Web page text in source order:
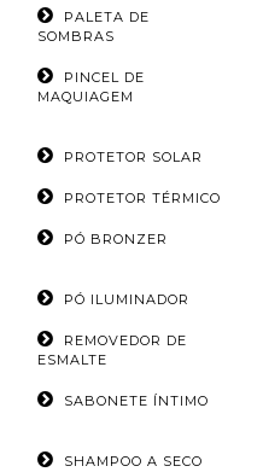
PALETA DE
SOMBRAS
PINCEL DE
MAQUIAGEM
PROTETOR SOLAR
PROTETOR TÉRMICO
PÓ BRONZER
PÓ ILUMINADOR
REMOVEDOR DE
ESMALTE
SABONETE ÍNTIMO
SHAMPOO A SECO